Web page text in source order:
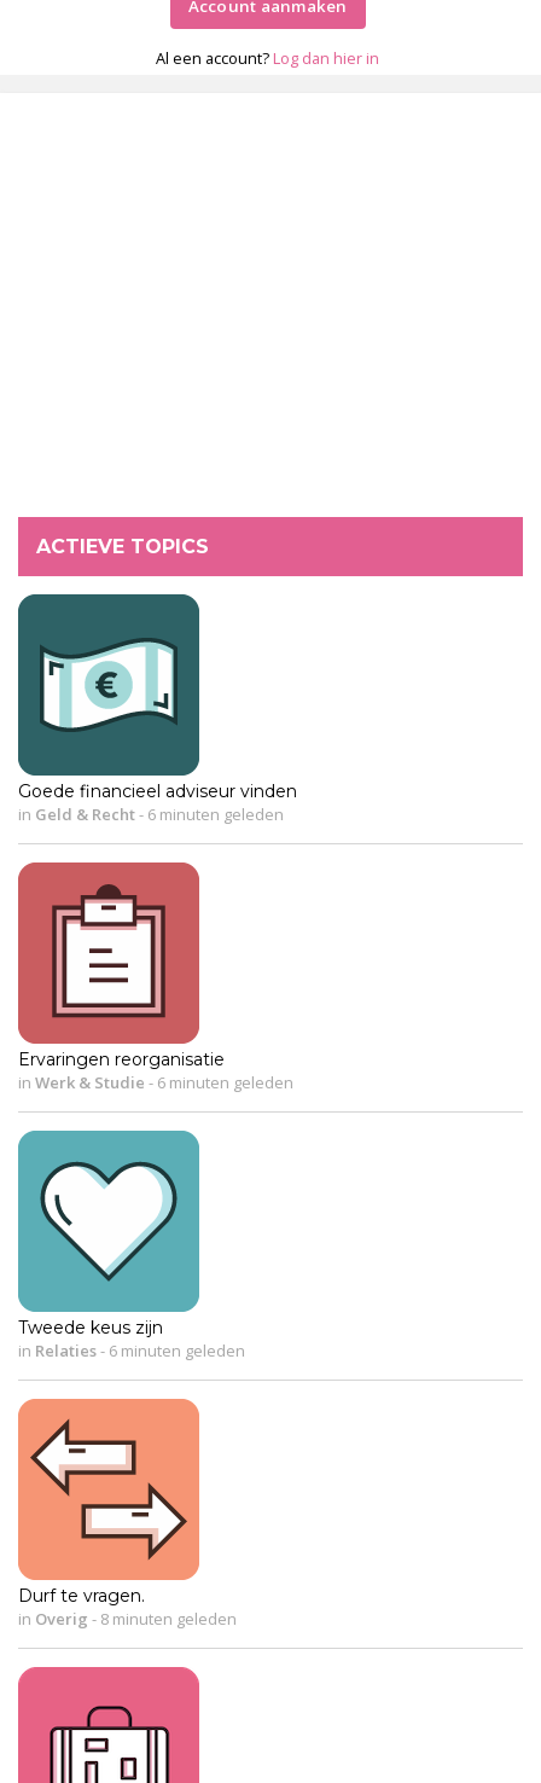
Account aanmaken
Al een account? Log dan hier in
ACTIEVE TOPICS
Goede financieel adviseur vinden
in Geld & Recht- 6 minuten geleden
Ervaringen reorganisatie
in Werk & Studie - 6 minuten geleden
Tweede keus zijn
in Relaties- 6 minuten geleden
Durf te vragen.
in Overig - 8 minuten geleden